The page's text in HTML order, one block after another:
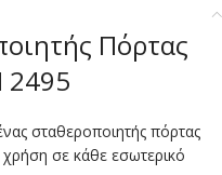
Πόρτας
2495
σταθεροποιητής πόρτας
χρήση σε κάθε εσωτερικό